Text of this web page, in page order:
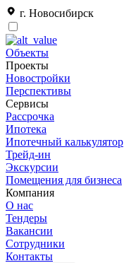
г. Новосибирск
Объекты
Проекты
Новостройки
Перспективы
Сервисы
Рассрочка
Ипотека
Ипотечный калькулятор
Трейд-ин
Экскурсии
Помещения для бизнеса
Компания
О нас
Тендеры
Вакансии
Сотрудники
Контакты